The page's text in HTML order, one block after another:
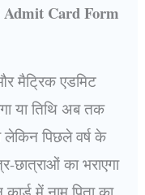
Admit Card Form
और मैट्रिक एडमिट
या तिथि अब तक
लेकिन पिछले वर्ष के
छात्राओं का भराएगा